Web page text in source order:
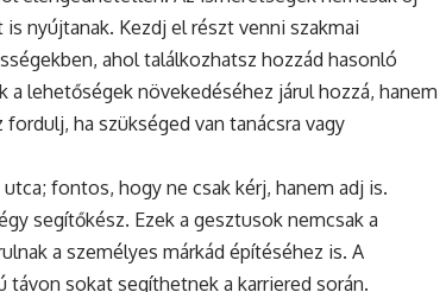
nyújtanak. Kezdj el részt venni szakmai
ahol találkozhatsz hozzád hasonló
lehetőségek növekedéséhez járul hozzá, hanem
ha szükséged van tanácsra vagy
fontos, hogy ne csak kérj, hanem adj is.
segítőkész. Ezek a gesztusok nemcsak a
a személyes márkád építéséhez is. A
sokat segíthetnek a karriered során.